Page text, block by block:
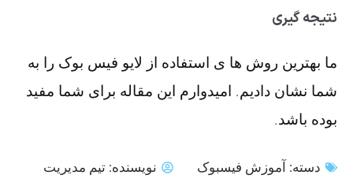
نتیجه گیری
ما بهترین روش ها ی استفاده از لایو فیس بوک را به
شما نشان دادیم. امیدوارم این مقاله برای شما مفید
بوده باشد.
دسته: آموزش فیسبوک نویسنده: تیم مدیریت